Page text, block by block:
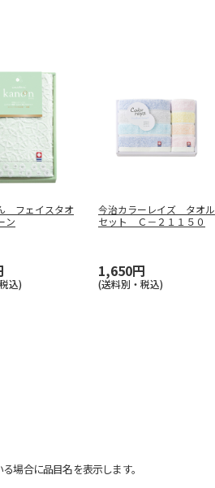
フェイスタオ
ン
込)
今治カラーレイズ タオル
セット Ｃ－２１１５０
1,650円
(送料別・税込)
場合に品目名を表示します。